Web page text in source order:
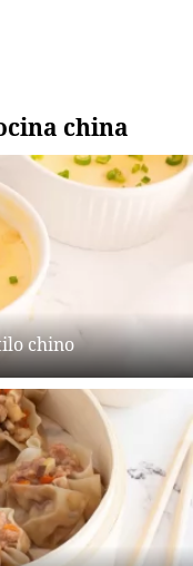
china
chino